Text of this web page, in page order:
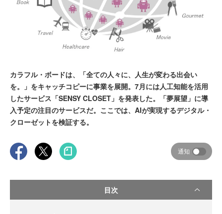
カラフル・ボードは、「全ての人々に、人生が変わる出会い
を。」をキャッチコピーに事業を展開。7月には人工知能を活用
したサービス「SENSY CLOSET」を発表した。「夢展望」に導
入予定の注目のサービスだ。ここでは、AIが実現するデジタル・
クローゼットを検証する。
通知
目次